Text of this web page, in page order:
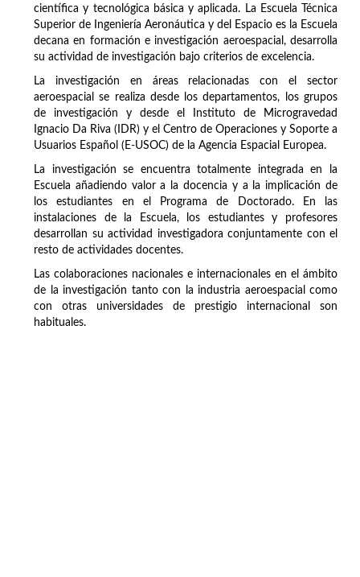
científica y tecnológica básica y aplicada. La Escuela Técnica
Superior de Ingeniería Aeronáutica y del Espacio es la Escuela
decana en formación e investigación aeroespacial, desarrolla
su actividad de investigación bajo criterios de excelencia.
La investigación en áreas relacionadas con el sector
aeroespacial se realiza desde los departamentos, los grupos
de investigación y desde el Instituto de Microgravedad
Ignacio Da Riva (IDR) y el Centro de Operaciones y Soporte a
Usuarios Español (E-USOC) de la Agencia Espacial Europea.
La investigación se encuentra totalmente integrada en la
Escuela añadiendo valor a la docencia y a la implicación de
los estudiantes en el Programa de Doctorado. En las
instalaciones de la Escuela, los estudiantes y profesores
desarrollan su actividad investigadora conjuntamente con el
resto de actividades docentes.
Las colaboraciones nacionales e internacionales en el ámbito
de la investigación tanto con la industria aeroespacial como
con otras universidades de prestigio internacional son
habituales.